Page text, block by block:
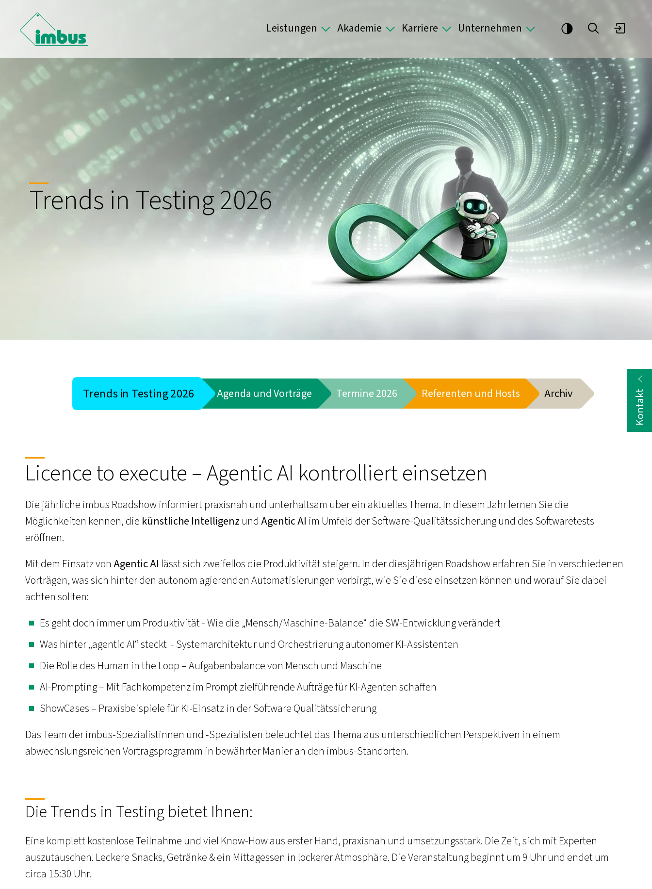
Leistungen Akademie Karriere Unternehmen
Trends in Testing 2026
Trends in Testing 2026 Agenda und Vorträge Termine 2026 Referenten und Hosts Archiv
Licence to execute – Agentic AI kontrolliert einsetzen
Die jährliche imbus Roadshow informiert praxisnah und unterhaltsam über ein aktuelles Thema. In diesem Jahr lernen Sie die
Möglichkeiten kennen, die künstliche IntelligenzundAgentic AI im Umfeld der Software-Qualitätssicherung und des Softwaretests
eröffnen.
Mit dem Einsatz vonAgentic AI lässt sich zweifellos die Produktivität steigern. In der diesjährigen Roadshow erfahren Sie in verschiedenen
Vorträgen, was sich hinter den autonom agierenden Automatisierungen verbirgt, wie Sie diese einsetzen können und worauf Sie dabei
achten sollten:
Es geht doch immer um Produktivität - Wie die „Mensch/Maschine-Balance“ die SW-Entwicklung verändert
Was hinter „agentic AI“ steckt - Systemarchitektur und Orchestrierung autonomer KI-Assistenten
Die Rolle des Human in the Loop – Aufgabenbalance von Mensch und Maschine
AI-Prompting – Mit Fachkompetenz im Prompt zielführende Aufträge für KI-Agenten schaffen
ShowCases – Praxisbeispiele für KI-Einsatz in der Software Qualitätssicherung
Das Team der imbus-Spezialistinnen und -Spezialisten beleuchtet das Thema aus unterschiedlichen Perspektiven in einem
abwechslungsreichen Vortragsprogramm in bewährter Manier an den imbus-Standorten.
Die Trends in Testing bietet Ihnen:
Eine komplett kostenlose Teilnahme und viel Know-How aus erster Hand, praxisnah und umsetzungsstark. Die Zeit, sich mit Experten
auszutauschen. Leckere Snacks, Getränke & ein Mittagessen in lockerer Atmosphäre. Die Veranstaltung beginnt um 9 Uhr und endet um
circa 15:30 Uhr.
Kontakt